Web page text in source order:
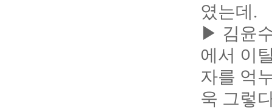
였는데.
▶ 김윤
에서 이
자를 억
욱 그렇